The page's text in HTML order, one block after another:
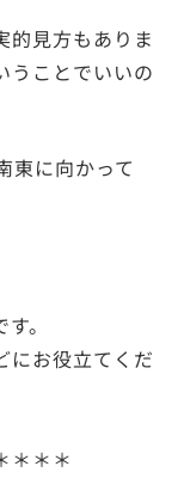
的見方もありま
うことでいいの
東に向かって
。
にお役立てくだ
＊＊＊